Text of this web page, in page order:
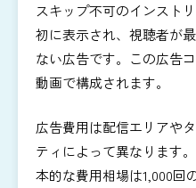
スキップ不可のインスト
初に表示され、視聴者が
ない広告です。この広告
動画で構成されます。
広告費用は配信エリアや
ティによって異なります
本的な費用相場は1,000回